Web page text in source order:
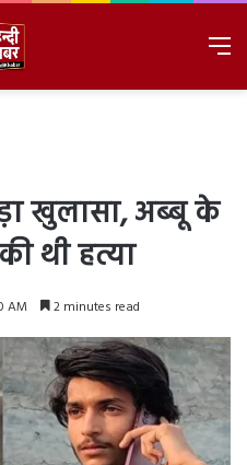
खुलासा, अब्बू के
थी हत्या
AM 2 minutes read